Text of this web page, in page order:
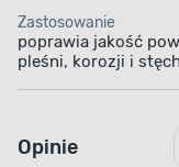
Zastosowanie
poprawia jakość
pleśni, korozji i
Opinie